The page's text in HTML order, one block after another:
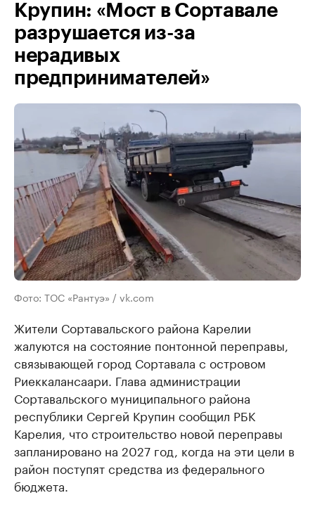
Крупин: «Мост в Сортавале
разрушается из-за
нерадивых
предпринимателей»
Фото: ТОС «Рантуэ» / vk.com
Жители Сортавальского района Карелии
жалуются на состояние понтонной переправы,
связывающей город Сортавала с островом
Риеккалансаари. Глава администрации
Сортавальского муниципального района
республики Сергей Крупин сообщил РБК
Карелия, что строительство новой переправы
запланировано на 2027 год, когда на эти цели в
район поступят средства из федерального
бюджета.